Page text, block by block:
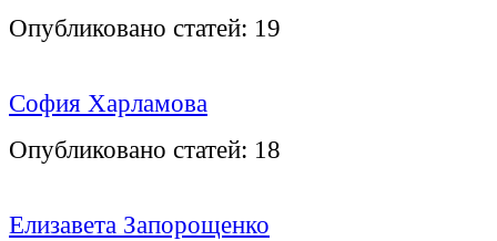
Опубликовано статей: 19
София Харламова
Опубликовано статей: 18
Елизавета Запорощенко